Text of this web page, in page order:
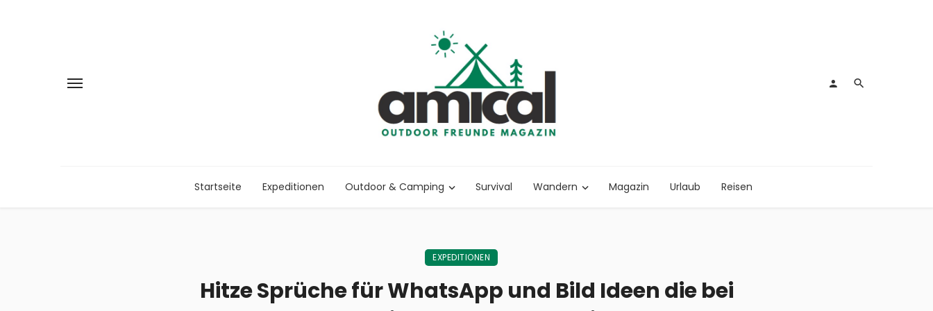
Startseite Expeditionen Outdoor & Camping Survival Wandern Magazin Urlaub Reisen
EXPEDITIONEN
Hitze Sprüche für WhatsApp und Bild Ideen die bei